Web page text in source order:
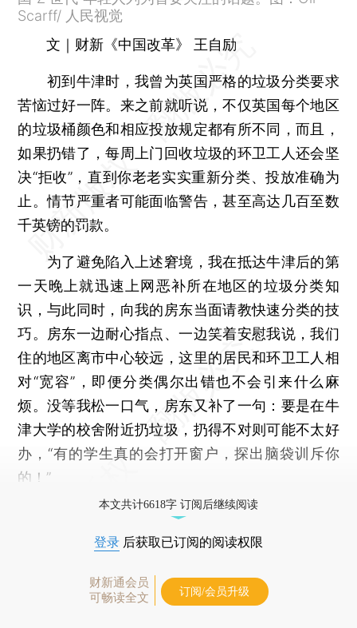
Scarff/ 人民视觉
文｜财新《中国改革》 王自励
初到牛津时，我曾为英国严格的垃圾分类要求
苦恼过好一阵。来之前就听说，不仅英国每个地区
的垃圾桶颜色和相应投放规定都有所不同，而且，
如果扔错了，每周上门回收垃圾的环卫工人还会坚
决“拒收”，直到你老老实实重新分类、投放准确为
止。情节严重者可能面临警告，甚至高达几百至数
千英镑的罚款。
为了避免陷入上述窘境，我在抵达牛津后的第
一天晚上就迅速上网恶补所在地区的垃圾分类知
识，与此同时，向我的房东当面请教快速分类的技
巧。房东一边耐心指点、一边笑着安慰我说，我们
住的地区离市中心较远，这里的居民和环卫工人相
对“宽容”，即便分类偶尔出错也不会引来什么麻
烦。没等我松一口气，房东又补了一句：要是在牛
津大学的校舍附近扔垃圾，扔得不对则可能不太好
办，“有的学生真的会打开窗户，探出脑袋训斥你
的！”
本文共计6618字 订阅后继续阅读
登录 后获取已订阅的阅读权限
财新通会员
可畅读全文
订阅/会员升级